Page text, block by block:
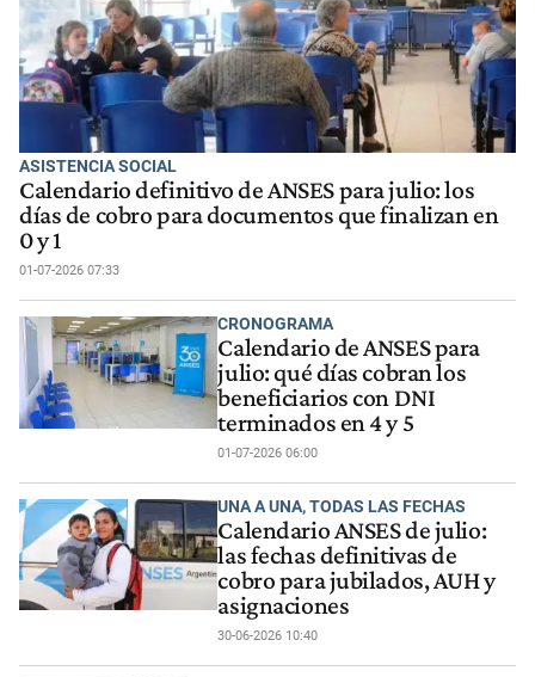
ASISTENCIA SOCIAL
Calendario definitivo de ANSES para julio: los
días de cobro para documentos que finalizan en
0 y 1
01-07-2026 07:33
CRONOGRAMA
Calendario de ANSES para
julio: qué días cobran los
beneficiarios con DNI
terminados en 4 y 5
01-07-2026 06:00
UNA A UNA, TODAS LAS FECHAS
Calendario ANSES de julio:
las fechas definitivas de
cobro para jubilados, AUH y
asignaciones
30-06-2026 10:40